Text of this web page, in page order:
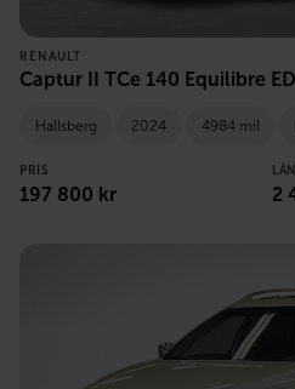
RENAULT
Captur II TCe 140 Equilibre
Hallsberg 2024 4984 mil
PRIS
197 800 kr 2